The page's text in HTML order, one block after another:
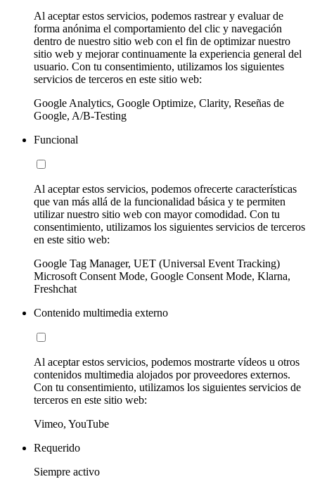
Al aceptar estos servicios, podemos rastrear y evaluar de
forma anónima el comportamiento del clic y navegación
dentro de nuestro sitio web con el fin de optimizar nuestro
sitio web y mejorar continuamente la experiencia general del
usuario. Con tu consentimiento, utilizamos los siguientes
servicios de terceros en este sitio web:
Google Analytics, Google Optimize, Clarity, Reseñas de
Google, A/B-Testing
Funcional
Al aceptar estos servicios, podemos ofrecerte características
que van más allá de la funcionalidad básica y te permiten
utilizar nuestro sitio web con mayor comodidad. Con tu
consentimiento, utilizamos los siguientes servicios de terceros
en este sitio web:
Google Tag Manager, UET (Universal Event Tracking)
Microsoft Consent Mode, Google Consent Mode, Klarna,
Freshchat
Contenido multimedia externo
Al aceptar estos servicios, podemos mostrarte vídeos u otros
contenidos multimedia alojados por proveedores externos.
Con tu consentimiento, utilizamos los siguientes servicios de
terceros en este sitio web:
Vimeo, YouTube
Requerido
Siempre activo